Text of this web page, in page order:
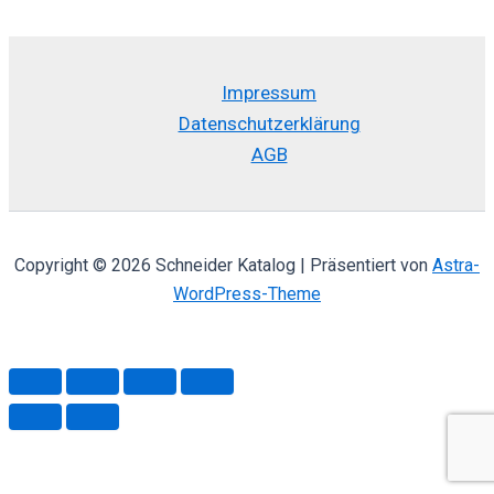
werden
Optionen
gewählt
Impressum
Datenschutzerklärung
AGB
Copyright © 2026 Schneider Katalog | Präsentiert von Astra-
WordPress-Theme